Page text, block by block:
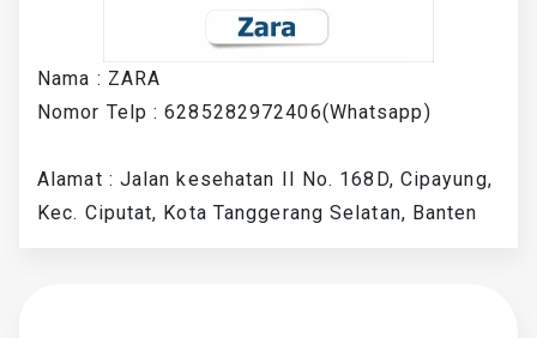
Nama : ZARA
Nomor Telp : 6285282972406(Whatsapp)
Alamat : Jalan kesehatan II No. 168D, Cipayung,
Kec. Ciputat, Kota Tanggerang Selatan, Banten